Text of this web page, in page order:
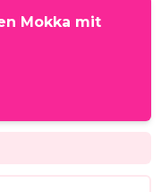
Mokka mit